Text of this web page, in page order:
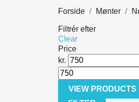
Forside Mønter
Filtrér efter
Clear
Price
kr.
VIEW PRODUCTS